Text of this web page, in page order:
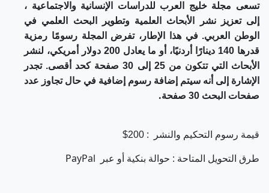
تسعى مجلة خليج العرب للدراسات الإنسانية والاجتماعية ،
إلى تعزيز نشر الأبحاث العلمية وتطوير البحث العلمي في
الوطن العربي. في هذا الإطار، تفرض المجلة رسومًا رمزية
قدرها 140 دينارًا أردنيًا، أو ما يعادل 200 دولار أمريكي، لنشر
الأبحاث التي تتكون من 25 إلى 30 صفحة كحد أقصى. تجدر
الإشارة إلى أنه سيتم إضافة رسوم إضافية في حال تجاوز عدد
صفحات البحث 30 صفحة
.
قيمة رسوم التحكيم والنشر : 200$
طرق التحويل المتاحة : حوالة بنكية أو عبر PayPal